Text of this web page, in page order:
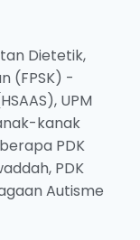
Dietetik,
(FPSK) -
UPM
kanak
PDK
PDK
Autisme